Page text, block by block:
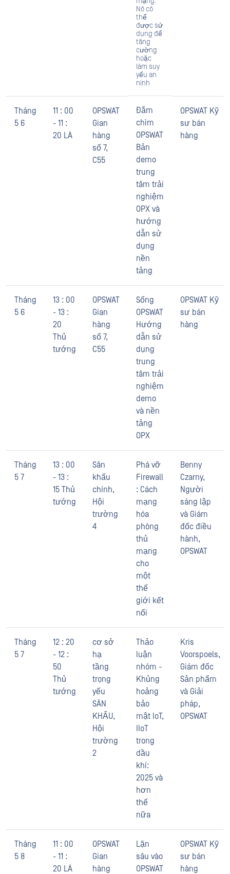
Nó có
thể
được sử
dụng để
tăng
cường
hoặc
làm suy
yếu an
ninh
Tháng
5 6
11 : 00
- 11 :
20 LÀ
OPSWAT
Gian
hàng
số 7,
C55
Đắm
chìm
OPSWAT
Bản
demo
trung
tâm trải
nghiệm
OPX và
hướng
dẫn sử
dụng
nền
tảng
OPSWAT Kỹ
sư bán
hàng
Tháng
5 6
13 : 00
- 13 :
20
Thủ
tướng
OPSWAT
Gian
hàng
số 7,
C55
Sống
OPSWAT
Hướng
dẫn sử
dụng
trung
tâm trải
nghiệm
demo
và nền
tảng
OPX
OPSWAT Kỹ
sư bán
hàng
Tháng
5 7
13 : 00
- 13 :
15 Thủ
tướng
Sân
khấu
chính,
Hội
trường
4
Phá vỡ
Firewall
: Cách
mạng
hóa
phòng
thủ
mạng
cho
một
thế
giới kết
nối
Benny
Czarny,
Người
sáng lập
và Giám
đốc điều
hành,
OPSWAT
Tháng
5 7
12 : 20
- 12 :
50
Thủ
tướng
cơ sở
hạ
tầng
trọng
yếu
SÂN
KHẤU,
Hội
trường
2
Thảo
luận
nhóm -
Khủng
hoảng
bảo
mật IoT,
IIoT
trong
dầu
khí:
2025 và
hơn
thế
nữa
Kris
Voorspoels,
Giám đốc
Sản phẩm
và Giải
pháp,
OPSWAT
Tháng
5 8
11 : 00
- 11 :
20 LÀ
OPSWAT
Gian
hàng
Lặn
sâu vào
OPSWAT
OPSWAT Kỹ
sư bán
hàng